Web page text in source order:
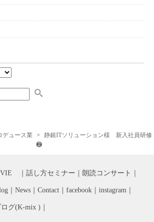
デュース業
静銀ITソリューション様 新入社員研修
❷
話し方セミナー 朗読コンサート
News Contact facebook instagram
グ(K-mix )